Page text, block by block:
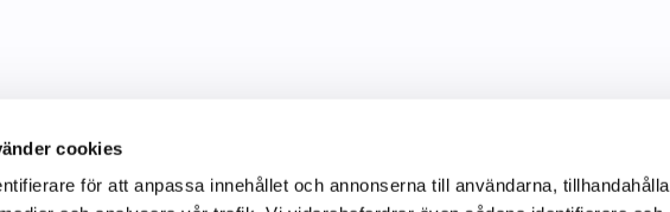
cookies
för att anpassa innehållet och annonserna till användarna, tillhandahålla
C&C Information